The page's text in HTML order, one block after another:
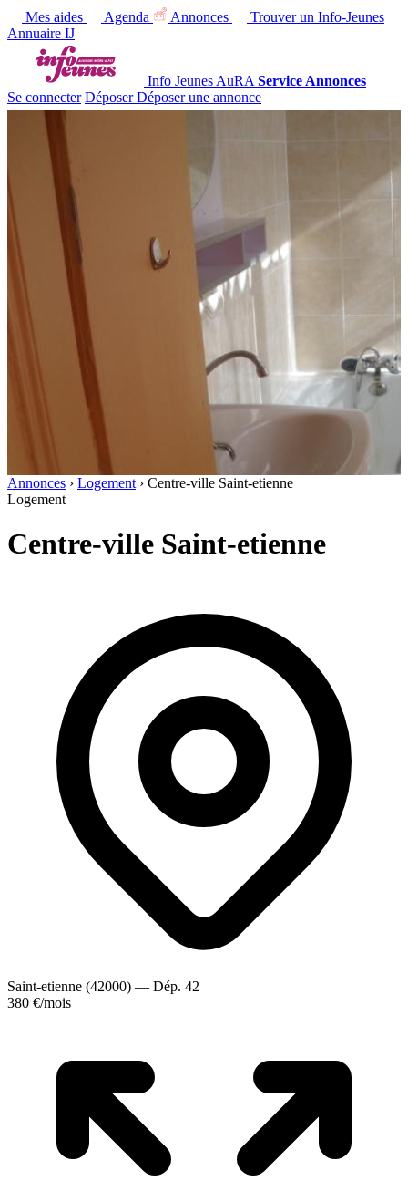
Mes aides Agenda Annonces
Trouver un Info-Jeunes
Annuaire IJ
Info Jeunes AuRA Service Annonces
Se connecter Déposer Déposer une annonce
Annonces › Logement › Centre-ville Saint-etienne
Logement
Centre-ville Saint-etienne
Saint-etienne (42000) — Dép. 42
380 €/mois